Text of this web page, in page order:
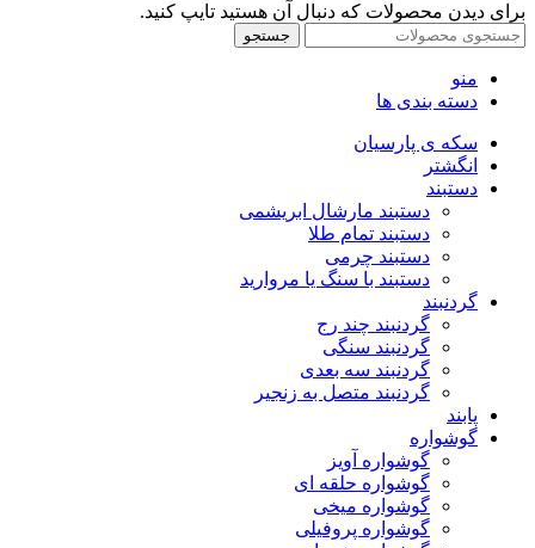
برای دیدن محصولات که دنبال آن هستید تایپ کنید.
جستجو
منو
دسته بندی ها
سکه ی پارسیان
انگشتر
دستبند
دستبند مارشال ابریشمی
دستبند تمام طلا
دستبند چرمی
دستبند با سنگ یا مروارید
گردنبند
گردنبند چند رج
گردنبند سنگی
گردنبند سه بعدی
گردنبند متصل به زنجیر
پابند
گوشواره
گوشواره آویز
گوشواره حلقه ای
گوشواره میخی
گوشواره پروفیلی